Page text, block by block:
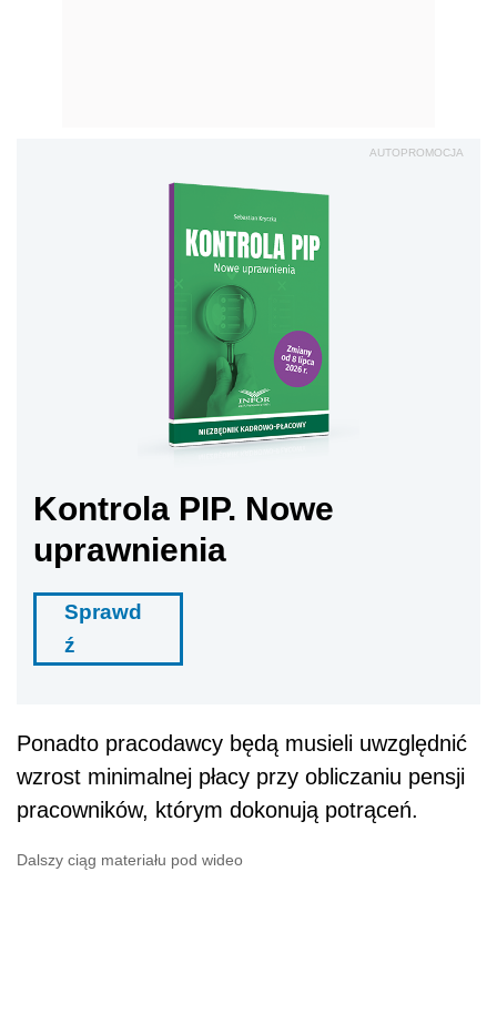
AUTOPROMOCJA
Kontrola PIP. Nowe
uprawnienia
Sprawd
ź
Ponadto pracodawcy będą musieli uwzględnić
wzrost minimalnej płacy przy obliczaniu pensji
pracowników, którym dokonują potrąceń.
Dalszy ciąg materiału pod wideo